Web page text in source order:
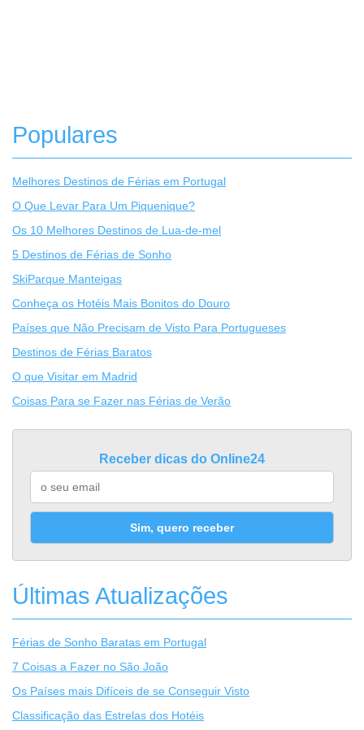
Populares
Melhores Destinos de Férias em Portugal
O Que Levar Para Um Piquenique?
Os 10 Melhores Destinos de Lua-de-mel
5 Destinos de Férias de Sonho
SkiParque Manteigas
Conheça os Hotéis Mais Bonitos do Douro
Países que Não Precisam de Visto Para Portugueses
Destinos de Férias Baratos
O que Visitar em Madrid
Coisas Para se Fazer nas Férias de Verão
Receber dicas do Online24
Sim, quero receber
Últimas Atualizações
Férias de Sonho Baratas em Portugal
7 Coisas a Fazer no São João
Os Países mais Difíceis de se Conseguir Visto
Classificação das Estrelas dos Hotéis